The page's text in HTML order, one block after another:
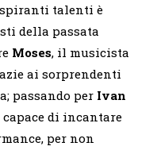
talenti è
della passata
Moses, il musicista
ai sorprendenti
passando per Ivan
di incantare
per non